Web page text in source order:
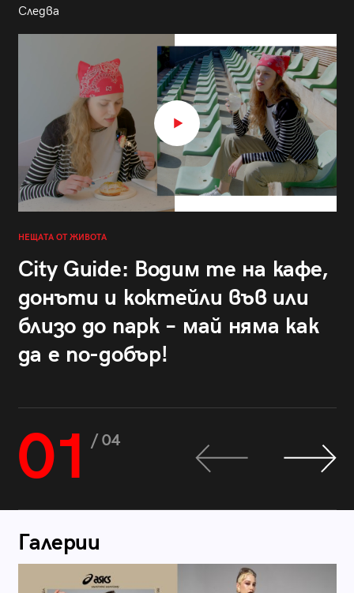
Следва
НЕЩАТА ОТ ЖИВОТА
City Guide: Водим те на кафе,
донъти и коктейли във или
близо до парк – май няма как
да е по-добър!
01 / 04
Галерии